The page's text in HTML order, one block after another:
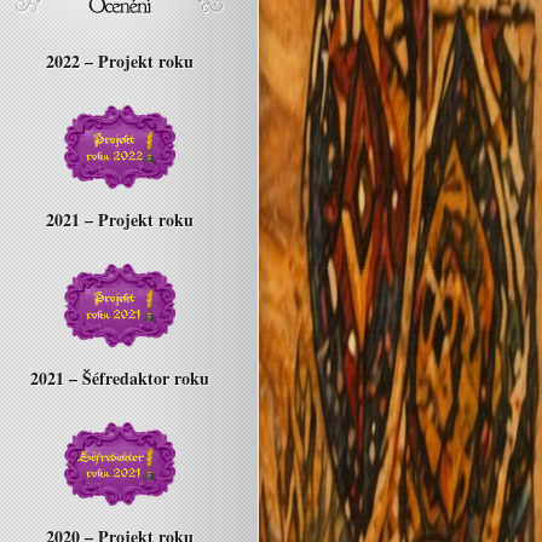
2022 – Projekt roku
2021 – Projekt roku
2021 – Šéfredaktor roku
2020 – Projekt roku